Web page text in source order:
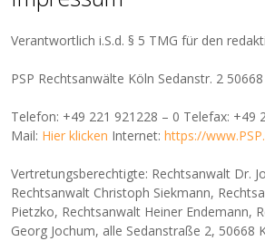
Verantwortlich i.S.d. § 5 TMG für den
PSP Rechtsanwälte Köln Sedanstr. 2
Telefon: +49 221 921228 – 0 Telefax: +49
Mail: Hier klicken Internet:https://
Vertretungsberechtigte: Rechtsanwalt Dr.
Rechtsanwalt Christoph Siekmann,
Pietzko, Rechtsanwalt Heiner Endemann,
Georg Jochum, alle Sedanstraße 2, 50668